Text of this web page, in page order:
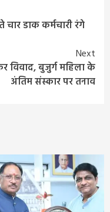
चार डाक कर्मचारी रंगे
Next
विवाद, बुजुर्ग महिला के
अंतिम संस्कार पर तनाव